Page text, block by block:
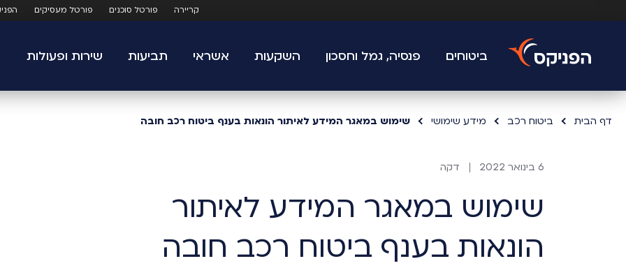
קריירה פורטל סוכנים פורטל מעסיקים
ביטוחים פנסיה, גמל וחסכון השקעות אשראי תביעות שירות ופעולות
דף הבית ביטוח רכב מידע שימושי שימוש במאגר המידע לאיתור הונאות בענף ביטוח רכב חובה
6 בינואר 2022 דקה
שימוש במאגר המידע לאיתור
הונאות בענף ביטוח רכב חובה